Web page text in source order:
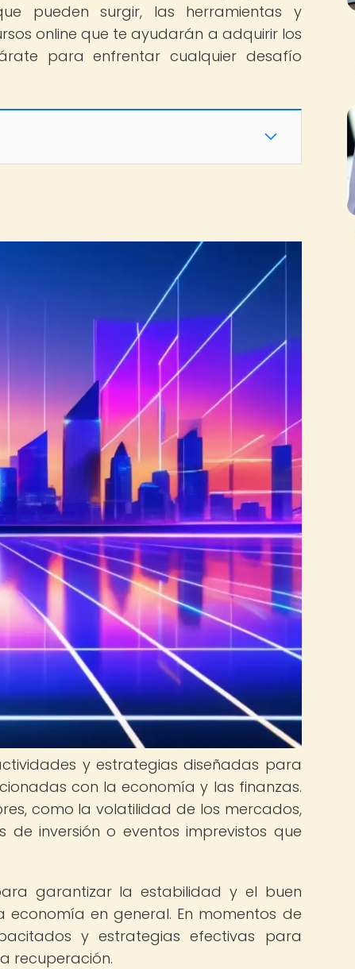
pueden surgir, las herramientas y
online que te ayudarán a adquirir los
para enfrentar cualquier desafío
y estrategias diseñadas para
con la economía y las finanzas.
como la volatilidad de los mercados,
de inversión o eventos imprevistos que
garantizar la estabilidad y el buen
en general. En momentos de
y estrategias efectivas para
recuperación.